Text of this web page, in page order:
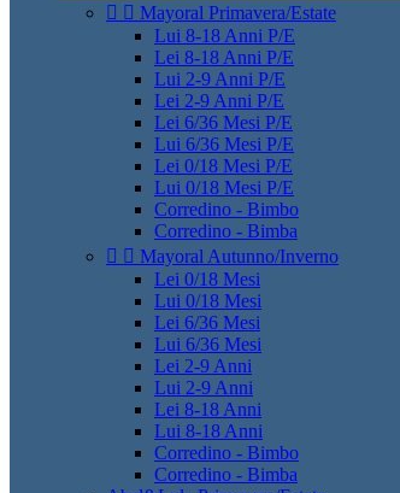
  Mayoral Primavera/Estate
Lui 8-18 Anni P/E
Lei 8-18 Anni P/E
Lui 2-9 Anni P/E
Lei 2-9 Anni P/E
Lei 6/36 Mesi P/E
Lui 6/36 Mesi P/E
Lei 0/18 Mesi P/E
Lui 0/18 Mesi P/E
Corredino - Bimbo
Corredino - Bimba
  Mayoral Autunno/Inverno
Lei 0/18 Mesi
Lui 0/18 Mesi
Lei 6/36 Mesi
Lui 6/36 Mesi
Lei 2-9 Anni
Lui 2-9 Anni
Lei 8-18 Anni
Lui 8-18 Anni
Corredino - Bimbo
Corredino - Bimba